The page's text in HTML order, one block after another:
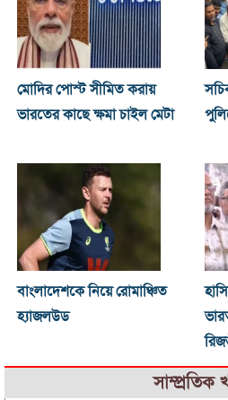
মোদির পোস্ট সীমিত করায়
ভারতের কাছে ক্ষমা চাইল মেটা
বাংলাদেশকে নিয়ে রোমাঞ্চিত
হ্যাজলউড
সাম্প্রতিক